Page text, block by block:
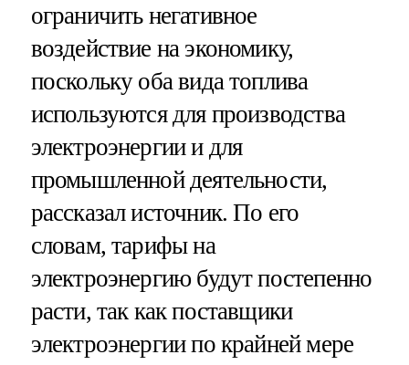
ограничить негативное
воздействие на экономику,
поскольку оба вида топлива
используются для производства
электроэнергии и для
промышленной деятельности,
рассказал источник. По его
словам, тарифы на
электроэнергию будут постепенно
расти, так как поставщики
электроэнергии по крайней мере